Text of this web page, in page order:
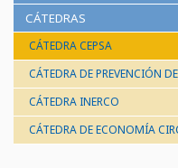
CÁTEDRAS
CÁTEDRA CEPSA
CÁTEDRA DE PREVENCIÓN
CÁTEDRA INERCO
CÁTEDRA DE ECONOMÍA